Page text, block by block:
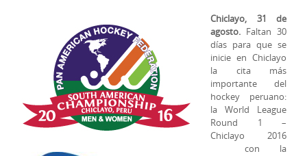
Chiclayo, 31 de
agosto. Faltan 30
días para que se
inicie en Chiclayo
la cita más
importante del
hockey peruano:
la World League
Round 1 –
Chiclayo 2016
con la